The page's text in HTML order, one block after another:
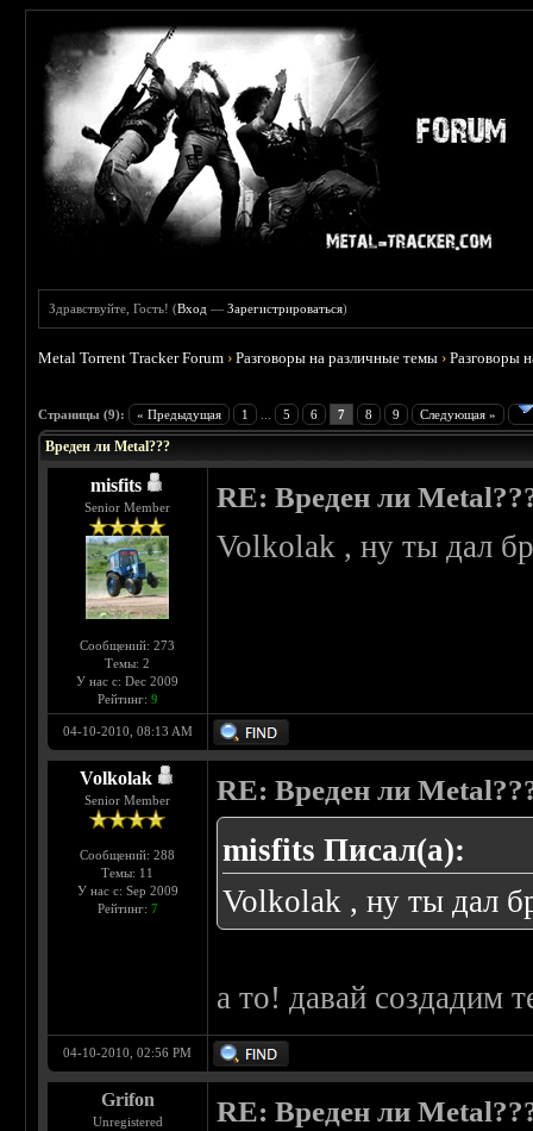
Здравствуйте, Гость! (Вход —Зарегистрироваться)
Metal Torrent Tracker Forum ›Разговоры на различные темы ›Разговоры
Страницы (9): « Предыдущая 1 5 6 7 8 9 Следующая »
Вреден ли Metal???
misfits
Senior Member
Сообщений: 273
Темы: 2
У нас с: Dec 2009
Рейтинг: 9
RE: Вреден ли
Volkolak , ну ты дал
04-10-2010, 08:13 AM
Volkolak
Senior Member
Сообщений: 288
Темы: 11
У нас с: Sep 2009
Рейтинг: 7
RE: Вреден ли
misfits Писал(а):
Volkolak , ну ты дал
а то! давай создадим
04-10-2010, 02:56 PM
Grifon
Unregistered RE: Вреден ли